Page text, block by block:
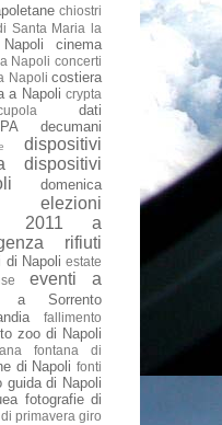
chiostri
Santa Maria la
cinema
Napoli concerti
Napoli costiera
a Napoli crypta
dati
decumani
dispositivi
dispositivi
domenica
elezioni
2011 a
rifiuti
di Napoli estate
eventi a
a Sorrento
fallimento
zoo di Napoli
fontana di
di Napoli fonti
guida di Napoli
fotografie di
primavera giro